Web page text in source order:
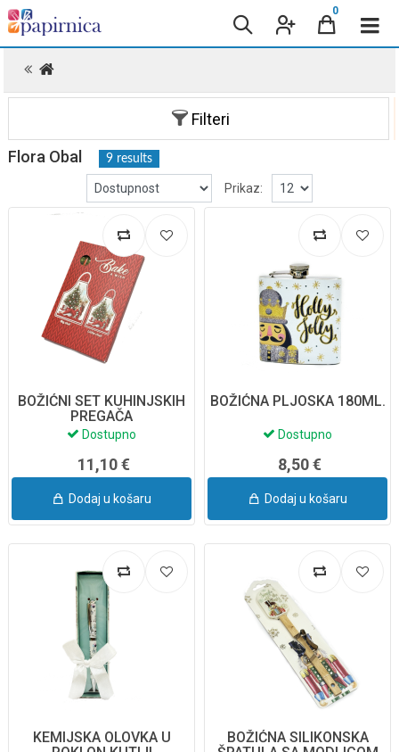
0
Filteri
Flora Obal 9 results
Prikaz:
BOŽIĆNI SET KUHINJSKIH
PREGAČA
Dostupno
11,10 €
Dodaj u košaru
BOŽIĆNA PLJOSKA 180ML.
Dostupno
8,50 €
Dodaj u košaru
KEMIJSKA OLOVKA U
BOŽIĆNA SILIKONSKA